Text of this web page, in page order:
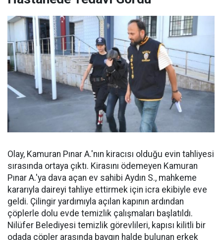
Olay, Kamuran Pınar A.'nın kiracısı olduğu evin tahliyesi
sırasında ortaya çıktı. Kirasını ödemeyen Kamuran
Pınar A.'ya dava açan ev sahibi Aydın S., mahkeme
kararıyla daireyi tahliye ettirmek için icra ekibiyle eve
geldi. Çilingir yardımıyla açılan kapının ardından
çöplerle dolu evde temizlik çalışmaları başlatıldı.
Nilüfer Belediyesi temizlik görevlileri, kapısı kilitli bir
odada çöpler arasında baygın halde bulunan erkek